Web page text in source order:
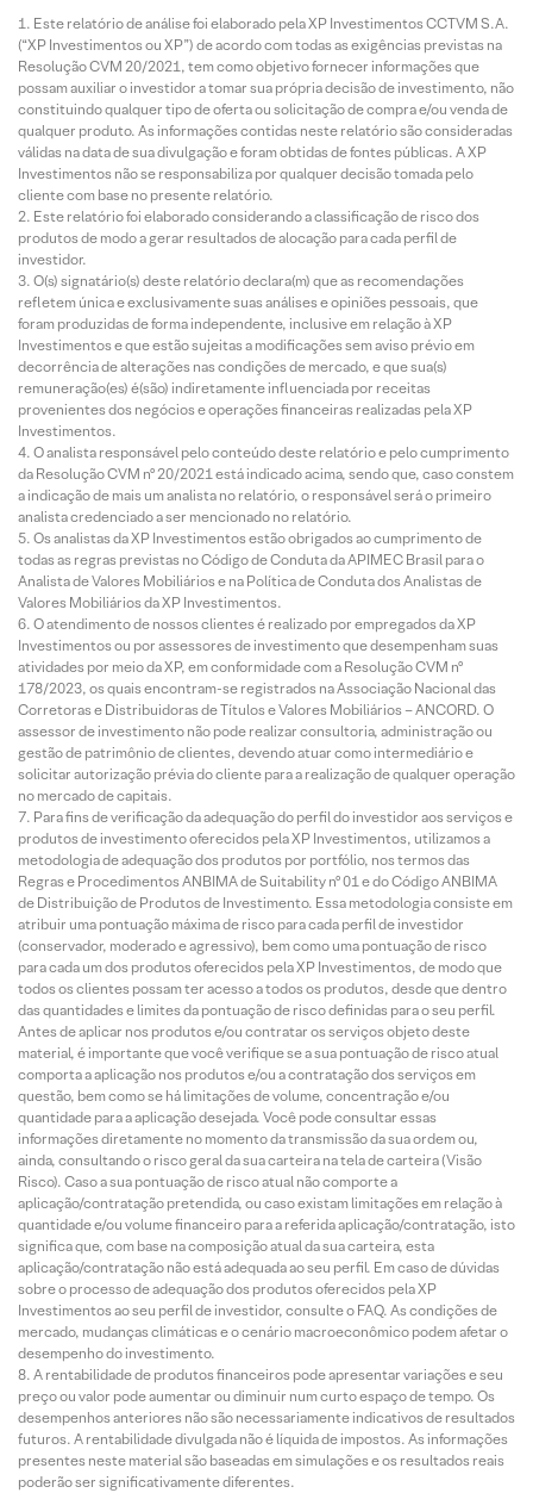
Este relatório de análise foi elaborado pela XP Investimentos CCTVM S.A.
(“XP Investimentos ou XP”) de acordo com todas as exigências previstas na
Resolução CVM 20/2021, tem como objetivo fornecer informações que
possam auxiliar o investidor a tomar sua própria decisão de investimento, não
constituindo qualquer tipo de oferta ou solicitação de compra e/ou venda de
qualquer produto. As informações contidas neste relatório são consideradas
válidas na data de sua divulgação e foram obtidas de fontes públicas. A XP
Investimentos não se responsabiliza por qualquer decisão tomada pelo
cliente com base no presente relatório.
Este relatório foi elaborado considerando a classificação de risco dos
produtos de modo a gerar resultados de alocação para cada perfil de
investidor.
O(s) signatário(s) deste relatório declara(m) que as recomendações
refletem única e exclusivamente suas análises e opiniões pessoais, que
foram produzidas de forma independente, inclusive em relação à XP
Investimentos e que estão sujeitas a modificações sem aviso prévio em
decorrência de alterações nas condições de mercado, e que sua(s)
remuneração(es) é(são) indiretamente influenciada por receitas
provenientes dos negócios e operações financeiras realizadas pela XP
Investimentos.
O analista responsável pelo conteúdo deste relatório e pelo cumprimento
da Resolução CVM nº 20/2021 está indicado acima, sendo que, caso constem
a indicação de mais um analista no relatório, o responsável será o primeiro
analista credenciado a ser mencionado no relatório.
Os analistas da XP Investimentos estão obrigados ao cumprimento de
todas as regras previstas no Código de Conduta da APIMEC Brasil para o
Analista de Valores Mobiliários e na Política de Conduta dos Analistas de
Valores Mobiliários da XP Investimentos.
O atendimento de nossos clientes é realizado por empregados da XP
Investimentos ou por assessores de investimento que desempenham suas
atividades por meio da XP, em conformidade com a Resolução CVM nº
178/2023, os quais encontram-se registrados na Associação Nacional das
Corretoras e Distribuidoras de Títulos e Valores Mobiliários – ANCORD. O
assessor de investimento não pode realizar consultoria, administração ou
gestão de patrimônio de clientes, devendo atuar como intermediário e
solicitar autorização prévia do cliente para a realização de qualquer operação
no mercado de capitais.
Para fins de verificação da adequação do perfil do investidor aos serviços e
produtos de investimento oferecidos pela XP Investimentos, utilizamos a
metodologia de adequação dos produtos por portfólio, nos termos das
Regras e Procedimentos ANBIMA de Suitability nº 01 e do Código ANBIMA
de Distribuição de Produtos de Investimento. Essa metodologia consiste em
atribuir uma pontuação máxima de risco para cada perfil de investidor
(conservador, moderado e agressivo), bem como uma pontuação de risco
para cada um dos produtos oferecidos pela XP Investimentos, de modo que
todos os clientes possam ter acesso a todos os produtos, desde que dentro
das quantidades e limites da pontuação de risco definidas para o seu perfil.
Antes de aplicar nos produtos e/ou contratar os serviços objeto deste
material, é importante que você verifique se a sua pontuação de risco atual
comporta a aplicação nos produtos e/ou a contratação dos serviços em
questão, bem como se há limitações de volume, concentração e/ou
quantidade para a aplicação desejada. Você pode consultar essas
informações diretamente no momento da transmissão da sua ordem ou,
ainda, consultando o risco geral da sua carteira na tela de carteira (Visão
Risco). Caso a sua pontuação de risco atual não comporte a
aplicação/contratação pretendida, ou caso existam limitações em relação à
quantidade e/ou volume financeiro para a referida aplicação/contratação, isto
significa que, com base na composição atual da sua carteira, esta
aplicação/contratação não está adequada ao seu perfil. Em caso de dúvidas
sobre o processo de adequação dos produtos oferecidos pela XP
Investimentos ao seu perfil de investidor, consulte o FAQ. As condições de
mercado, mudanças climáticas e o cenário macroeconômico podem afetar o
desempenho do investimento.
A rentabilidade de produtos financeiros pode apresentar variações e seu
preço ou valor pode aumentar ou diminuir num curto espaço de tempo. Os
desempenhos anteriores não são necessariamente indicativos de resultados
futuros. A rentabilidade divulgada não é líquida de impostos. As informações
presentes neste material são baseadas em simulações e os resultados reais
poderão ser significativamente diferentes.